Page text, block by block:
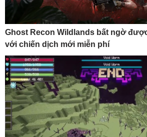
Ghost Recon Wildlands bất ngờ
với chiến dịch mới miễn phí